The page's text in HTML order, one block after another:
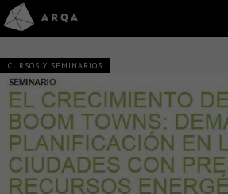
CURSOS Y SEMINARIOS